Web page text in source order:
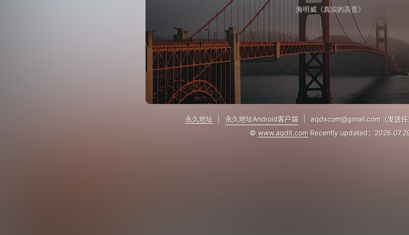
海明威《真实的高贵》
永久地址 永久地址Android客户端 aqdxcom@gmail.com（发送任
© www.aqdlt.com Recently updated：